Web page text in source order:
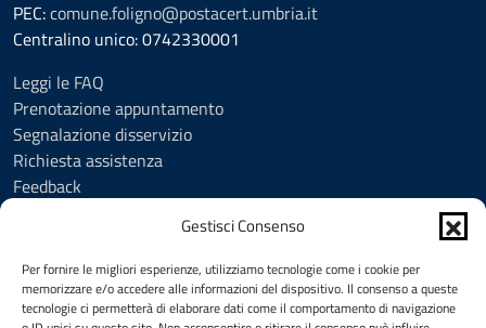
Gestisci Consenso
Per fornire le migliori esperienze, utilizziamo tecnologie come i cookie per
memorizzare e/o accedere alle informazioni del dispositivo. Il consenso a queste
tecnologie ci permetterà di elaborare dati come il comportamento di navigazione
PEC:comune.foligno@postacert.umbria.it
Centralino unico: 0742330001
Leggi le FAQ
Prenotazione appuntamento
Segnalazione disservizio
Richiesta assistenza
Feedback
Informativa privacy
Cookie Policy (UE)
Social Media Policy